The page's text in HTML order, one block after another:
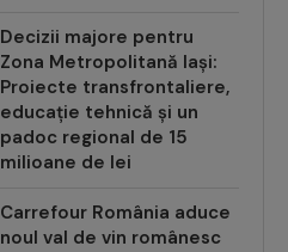
Decizii majore pentru
Zona Metropolitană Iași:
Proiecte transfrontaliere,
educație tehnică și un
padoc regional de 15
milioane de lei
Carrefour România aduce
noul val de vin românesc